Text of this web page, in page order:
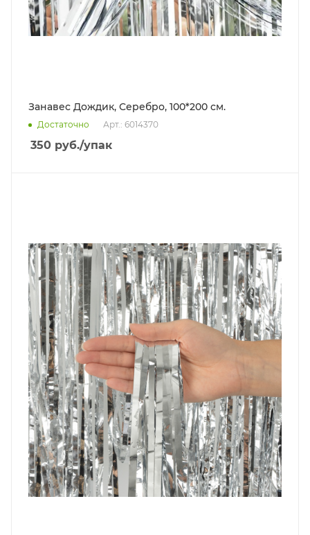
Занавес Дождик, Серебро, 100*200 см.
Достаточно Арт.: 6014370
350 руб./упак